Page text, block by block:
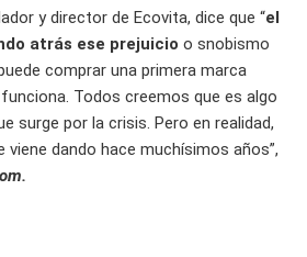
y director de Ecovita, dice que “el
atrás ese prejuicio o snobismo
comprar una primera marca
Todos creemos que es algo
surge por la crisis. Pero en realidad,
dando hace muchísimos años”,